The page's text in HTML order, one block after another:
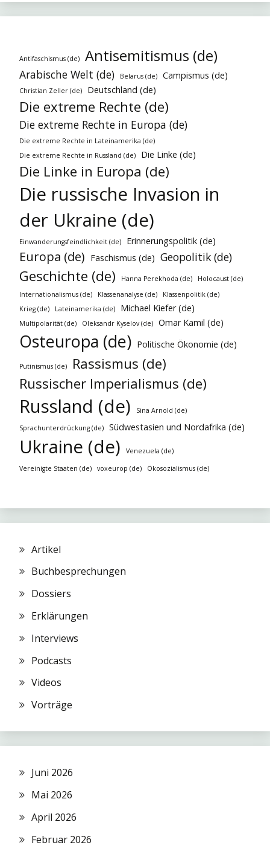
Antifaschismus (de) Antisemitismus (de)
Arabische Welt (de) Belarus (de) Campismus (de)
Christian Zeller (de) Deutschland (de)
Die extreme Rechte (de)
Die extreme Rechte in Europa (de)
Die extreme Rechte in Lateinamerika (de)
Die extreme Rechte in Russland (de)
Die Linke (de)
Die Linke in Europa (de)
Die russische Invasion in
der Ukraine (de)
Einwanderungsfeindlichkeit (de) Erinnerungspolitik (de)
Europa (de) Faschismus (de) Geopolitik (de)
Geschichte (de) Hanna Perekhoda (de)
Holocaust (de)
Internationalismus (de)
Klassenanalyse (de)
Klassenpolitik (de)
Krieg (de)
Lateinamerika (de) Michael Kiefer (de)
Multipolarität (de) Oleksandr Kyselov (de) Omar Kamil (de)
Osteuropa (de) Politische Ökonomie (de)
Putinismus (de)
Rassismus (de)
Russischer Imperialismus (de)
Russland (de) Sina Arnold (de)
Sprachunterdrückung (de) Südwestasien und Nordafrika (de)
Ukraine (de) Venezuela (de)
Vereinigte Staaten (de) voxeurop (de) Ökosozialismus (de)
Artikel
Buchbesprechungen
Dossiers
Erklärungen
Interviews
Podcasts
Videos
Vorträge
Juni 2026
Mai 2026
April 2026
Februar 2026